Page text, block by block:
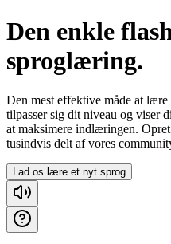
Den enkle
sproglæring.
Den mest effektive måde at
tilpasser sig dit niveau og viser
at maksimere indlæringen.
tusindvis delt af vores
Lad os lære et nyt sprog